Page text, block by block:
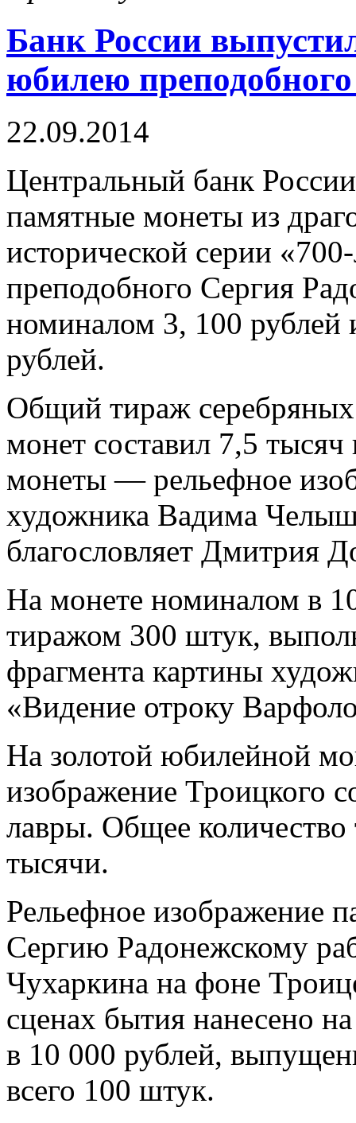
Банк России
юбилею
22.09.2014
Центральный банк
памятные монеты из
исторической серии
преподобного Сергия
номиналом 3, 100 рублей
рублей.
Общий тираж
монет составил 7,5
монеты — рельефное
художника Вадима
благословляет Дмитрия
На монете номиналом в
тиражом 300 штук,
фрагмента картины
«Видение отроку
На золотой юбилейной
изображение Троицкого
лавры. Общее количество
тысячи.
Рельефное изображение
Сергию Радонежскому
Чухаркина на фоне
сценах бытия нанесено
в 10 000 рублей,
всего 100 штук.